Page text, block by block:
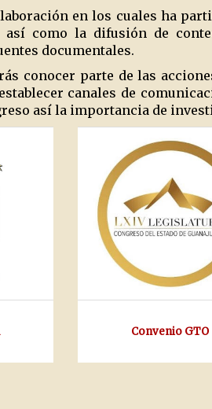
en los cuales ha
así como la difusión de
documentales.
conocer parte de las
canales de
así la importancia de
Convenio GTO